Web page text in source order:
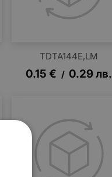
TDTA144E,LM
0.15 € / 0.29лв.